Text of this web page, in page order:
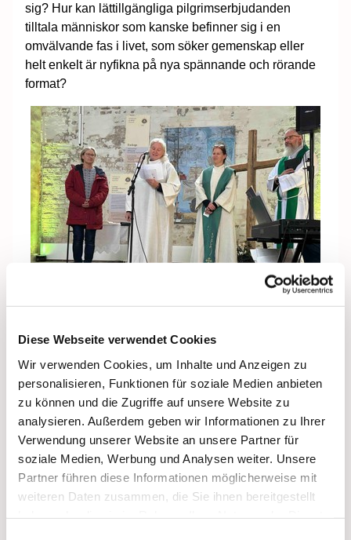
Diese Webseite verwendet Cookies
Wir verwenden Cookies, um Inhalte und Anzeigen zu
personalisieren, Funktionen für soziale Medien anbieten
zu können und die Zugriffe auf unsere Website zu
analysieren. Außerdem geben wir Informationen zu Ihrer
Verwendung unserer Website an unsere Partner für
soziale Medien, Werbung und Analysen weiter. Unsere
Partner führen diese Informationen möglicherweise mit
weiteren Daten zusammen, die Sie ihnen bereitgestellt
sig? Hur kan lättillgängliga pilgrimserbjudanden
tilltala människor som kanske befinner sig i en
omvälvande fas i livet, som söker gemenskap eller
helt enkelt är nyfikna på nya spännande och rörande
format?
idéer, t.ex. hållbarhetspilgrimsfärder med ansvar för
skapelsen, pilgrimsfärder för att möta människor av
andra religioner eller sekulära världsbilder, kulturella
pilgrimsfärder som förenar konst, musik eller litteratur
med spiritualitet, multisensoriska pilgrimsupplevelser,
t.ex. med ljusinstallationer eller ljudkonst, ”5-
minuterspilgrimsfärder”: Korta sträckor med korta
impulser, t.ex. på väg till jobbet eller på promenad,
pop-up-pilgrimsfärder, tillfälliga pilgrimsplatser i